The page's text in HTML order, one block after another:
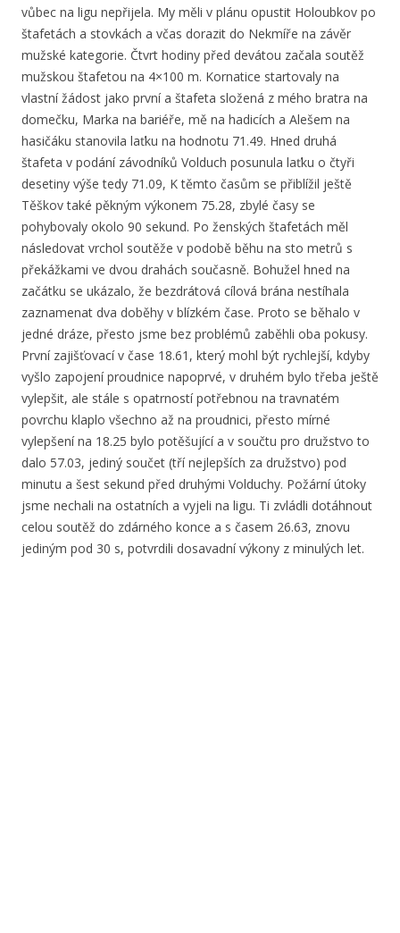
vůbec na ligu nepřijela. My měli v plánu opustit Holoubkov po
štafetách a stovkách a včas dorazit do Nekmíře na závěr
mužské kategorie. Čtvrt hodiny před devátou začala soutěž
mužskou štafetou na 4×100 m. Kornatice startovaly na
vlastní žádost jako první a štafeta složená z mého bratra na
domečku, Marka na bariéře, mě na hadicích a Alešem na
hasičáku stanovila laťku na hodnotu 71.49. Hned druhá
štafeta v podání závodníků Volduch posunula laťku o čtyři
desetiny výše tedy 71.09, K těmto časům se přiblížil ještě
Těškov také pěkným výkonem 75.28, zbylé časy se
pohybovaly okolo 90 sekund. Po ženských štafetách měl
následovat vrchol soutěže v podobě běhu na sto metrů s
překážkami ve dvou drahách současně. Bohužel hned na
začátku se ukázalo, že bezdrátová cílová brána nestíhala
zaznamenat dva doběhy v blízkém čase. Proto se běhalo v
jedné dráze, přesto jsme bez problémů zaběhli oba pokusy.
První zajišťovací v čase 18.61, který mohl být rychlejší, kdyby
vyšlo zapojení proudnice napoprvé, v druhém bylo třeba ještě
vylepšit, ale stále s opatrností potřebnou na travnatém
povrchu klaplo všechno až na proudnici, přesto mírné
vylepšení na 18.25 bylo potěšující a v součtu pro družstvo to
dalo 57.03, jediný součet (tří nejlepších za družstvo) pod
minutu a šest sekund před druhými Volduchy. Požární útoky
jsme nechali na ostatních a vyjeli na ligu. Ti zvládli dotáhnout
celou soutěž do zdárného konce a s časem 26.63, znovu
jediným pod 30 s, potvrdili dosavadní výkony z minulých let.